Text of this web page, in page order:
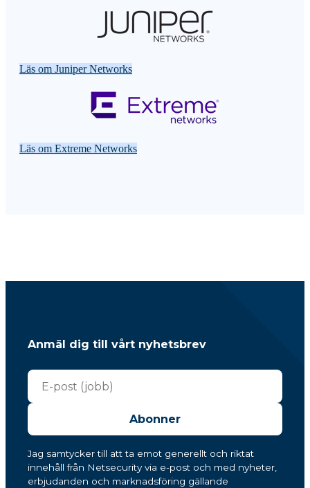
Läs om Juniper Networks
Läs om Extreme Networks
Anmäl dig till vårt nyhetsbrev
Abonner
Jag samtycker till att ta emot generellt och riktat
innehåll från Netsecurity via e-post och med nyheter,
erbjudanden och marknadsföring gällande